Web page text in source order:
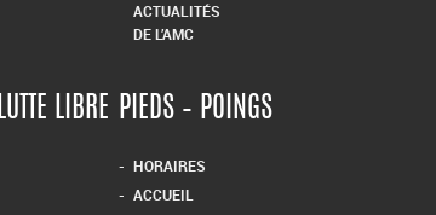
ACTUALITÉS
DE L’AMC
LUTTE LIBRE PIEDS – POINGS
HORAIRES
ACCUEIL